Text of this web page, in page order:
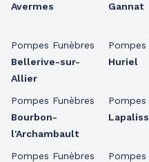
Avermes
Pompes Funèbres
Bellerive-sur-
Allier
Pompes Funèbres
Bourbon-
l'Archambault
Pompes Funèbres
Gannat
Pompes
Huriel
Pompes
Pompes